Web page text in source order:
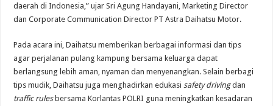
daerah di Indonesia,” ujar Sri Agung Handayani, Marketing Director
dan Corporate Communication Director PT Astra Daihatsu Motor.
Pada acara ini, Daihatsu memberikan berbagai informasi dan tips
agar perjalanan pulang kampung bersama keluarga dapat
berlangsung lebih aman, nyaman dan menyenangkan. Selain berbagi
tips mudik, Daihatsu juga menghadirkan edukasi safety drivingdan
traffic rulesbersama Korlantas POLRI guna meningkatkan kesadaran